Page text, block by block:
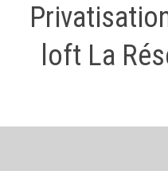
loft La